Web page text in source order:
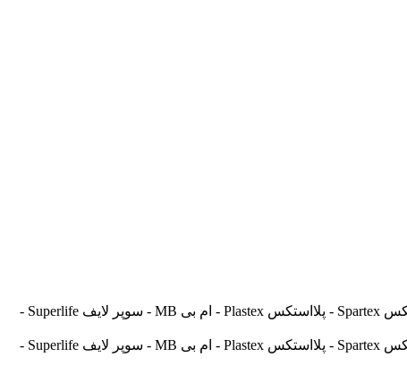
آسیالنت Asilent - جهانلنت Jahanlent - ایرانلنت Iranlent - پارس Pars - برنتا Brenta - آریتما Aritma - آفورتیس Afortis - فریکسا Frixa - اسپارتکس Spartex - پلااستکس Plastex - ام بی MB - سوپر لایف Superlife -
آسیالنت Asilent - جهانلنت Jahanlent - ایرانلنت Iranlent - پارس Pars - برنتا Brenta - آریتما Aritma - آفورتیس Afortis - فریکسا Frixa - اسپارتکس Spartex - پلااستکس Plastex - ام بی MB - سوپر لایف Superlife -